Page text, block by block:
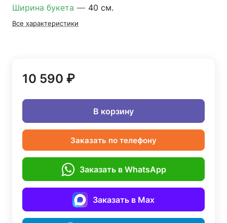
Ширина букета — 40 см.
Все характеристики
10 590 ₽
В корзину
Заказать по телефону
Заказать в WhatsApp
Заказать в Max